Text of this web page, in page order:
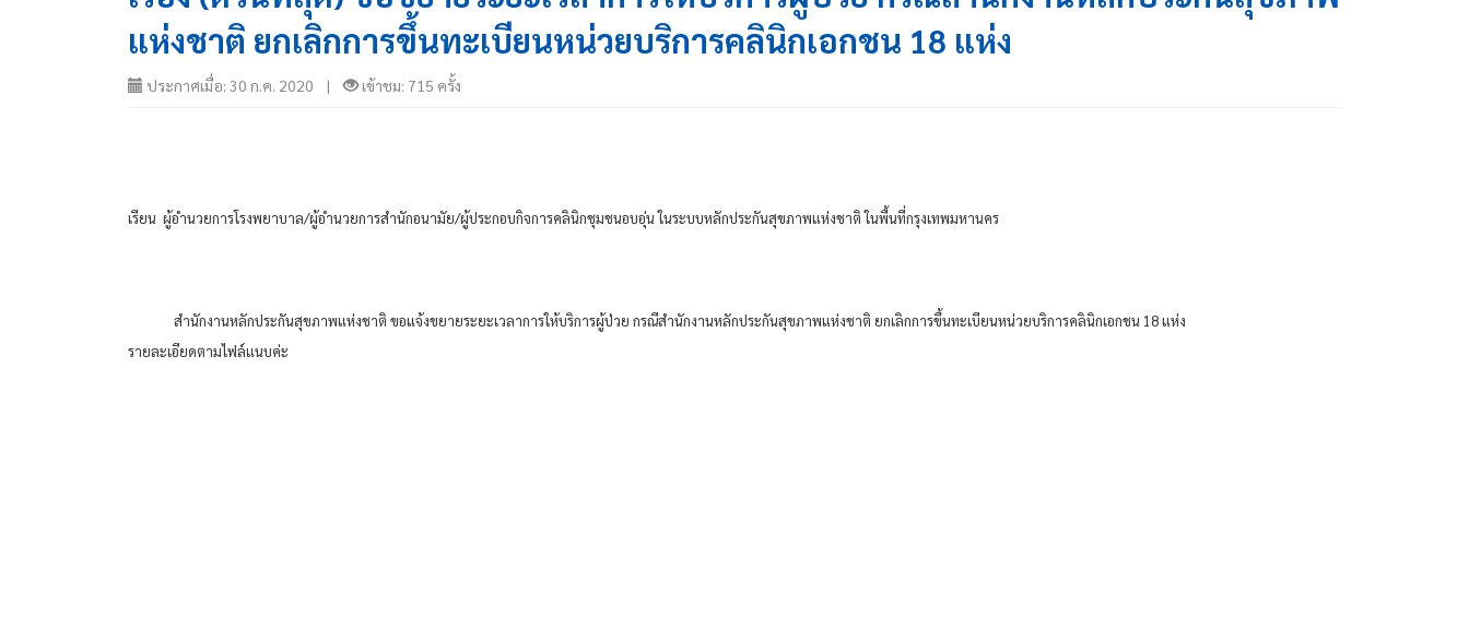
แห่งชาติ ยกเลิกการขึ้นทะเบียนหน่วยบริการคลินิกเอกชน 18 แห่ง
ประกาศเมื่อ: 30 ก.ค. 2020 | เข้าชม: 715 ครั้ง
เรียน  ผู้อำนวยการโรงพยาบาล/ผู้อำนวยการสำนักอนามัย/ผู้ประกอบกิจการคลินิกชุมชนอบอุ่น ในระบบหลักประกันสุขภาพแห่งชาติ ในพื้นที่กรุงเทพมหานคร
สำนักงานหลักประกันสุขภาพแห่งชาติ ขอแจ้งขยายระยะเวลาการให้บริการผู้ป่วย กรณีสำนักงานหลักประกันสุขภาพแห่งชาติ ยกเลิกการขึ้นทะเบียนหน่วยบริการคลินิกเอกชน 18 แห่ง
รายละเอียดตามไฟล์แนบค่ะ